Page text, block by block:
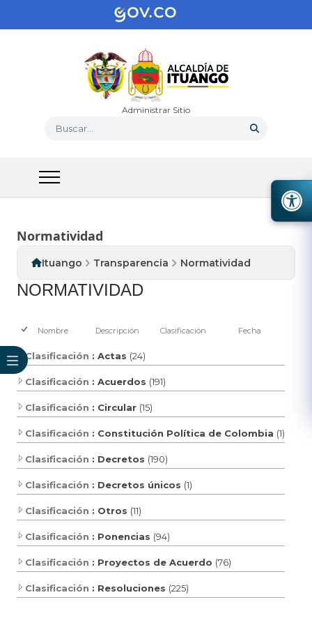
Administrar Sitio
Buscar...
Normatividad
Ituango Transparencia Normatividad
NORMATIVIDAD
Nombre Descripción Clasificación Fecha
Clasificación : Actas (24)
Clasificación : Acuerdos (191)
Clasificación : Circular (15)
Clasificación : Constitución Política de Colombia (1)
Clasificación : Decretos (190)
Clasificación : Decretos únicos (1)
Clasificación : Otros (11)
Clasificación : Ponencias (94)
Clasificación : Proyectos de Acuerdo (76)
Clasificación : Resoluciones (225)